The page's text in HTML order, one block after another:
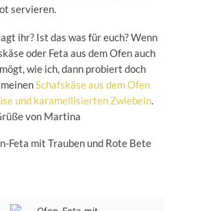
servieren.
ihr? Ist das was für euch? Wenn
oder Feta aus dem Ofen auch
wie ich, dann probiert doch
Schafskäse aus dem Ofen
und karamellisierten Zwiebeln.
von Martina